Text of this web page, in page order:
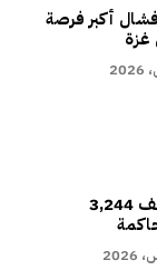
أكبر فرصة
غزة
دلياني: دولة الإبادة تختطف 3,244